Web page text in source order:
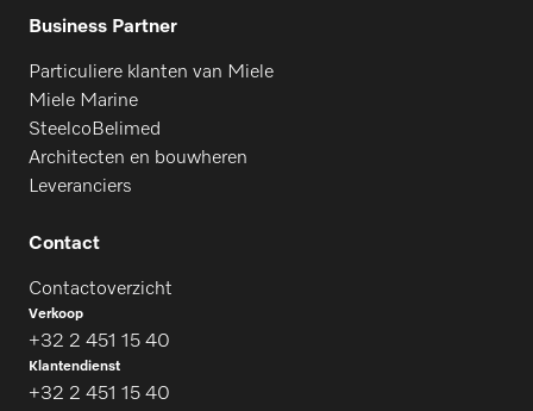
Business Partner
Particuliere klanten van Miele
Miele Marine
SteelcoBelimed
Architecten en bouwheren
Leveranciers
Contact
Contactoverzicht
Verkoop
+32 2 451 15 40
Klantendienst
+32 2 451 15 40